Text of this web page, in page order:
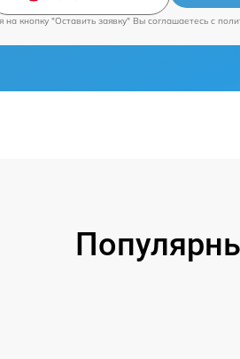
на кнопку "Оставить заявку" Вы соглашаетесь c